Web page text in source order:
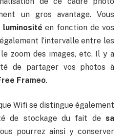
un gros avantage. Vous
en fonction de vos
l’intervalle entre les
zoom des images, etc. Il y a
de partager vos photos à
Frameo.
Wifi se distingue également
de stockage du fait de sa
pourrez ainsi y conserver